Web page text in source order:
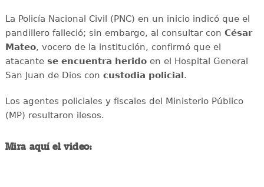
La Policía Nacional Civil (PNC) en un inicio indicó que el
pandillero falleció; sin embargo, al consultar con César
Mateo, vocero de la institución, confirmó que el
atacante se encuentra heridoen el Hospital General
San Juan de Dios con custodia policial .
Los agentes policiales y fiscales del Ministerio Público
(MP) resultaron ilesos.
Mira aquí el video: